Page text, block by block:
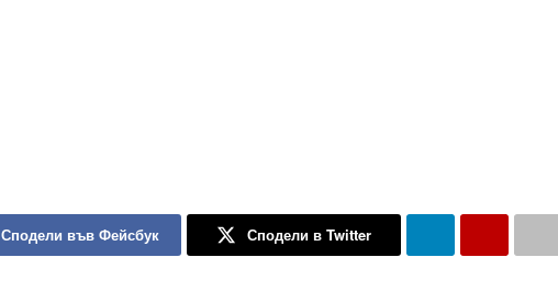
Сподели във Фейсбук Сподели в Twitter